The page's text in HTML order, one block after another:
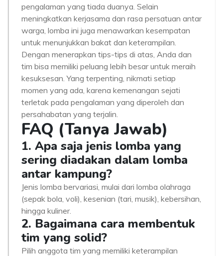
pengalaman yang tiada duanya. Selain
meningkatkan kerjasama dan rasa persatuan antar
warga, lomba ini juga menawarkan kesempatan
untuk menunjukkan bakat dan keterampilan.
Dengan menerapkan tips-tips di atas, Anda dan
tim bisa memiliki peluang lebih besar untuk meraih
kesuksesan. Yang terpenting, nikmati setiap
momen yang ada, karena kemenangan sejati
terletak pada pengalaman yang diperoleh dan
persahabatan yang terjalin.
FAQ (Tanya Jawab)
1. Apa saja jenis lomba yang
sering diadakan dalam lomba
antar kampung?
Jenis lomba bervariasi, mulai dari lomba olahraga
(sepak bola, voli), kesenian (tari, musik), kebersihan,
hingga kuliner.
2. Bagaimana cara membentuk
tim yang solid?
Pilih anggota tim yang memiliki keterampilan